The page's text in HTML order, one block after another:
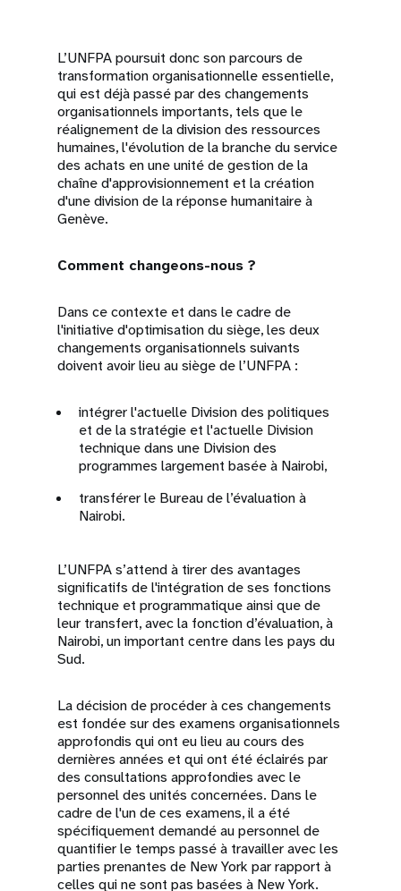
L’UNFPA poursuit donc son parcours de
transformation organisationnelle essentielle,
qui est déjà passé par des changements
organisationnels importants, tels que le
réalignement de la division des ressources
humaines, l'évolution de la branche du service
des achats en une unité de gestion de la
chaîne d'approvisionnement et la création
d'une division de la réponse humanitaire à
Genève.
Comment changeons-nous ?
Dans ce contexte et dans le cadre de
l'initiative d'optimisation du siège, les deux
changements organisationnels suivants
doivent avoir lieu au siège de l’UNFPA :
intégrer l'actuelle Division des politiques
et de la stratégie et l'actuelle Division
technique dans une Division des
programmes largement basée à Nairobi,
transférer le Bureau de l’évaluation à
Nairobi.
L’UNFPA s’attend à tirer des avantages
significatifs de l'intégration de ses fonctions
technique et programmatique ainsi que de
leur transfert, avec la fonction d’évaluation, à
Nairobi, un important centre dans les pays du
Sud.
La décision de procéder à ces changements
est fondée sur des examens organisationnels
approfondis qui ont eu lieu au cours des
dernières années et qui ont été éclairés par
des consultations approfondies avec le
personnel des unités concernées. Dans le
cadre de l'un de ces examens, il a été
spécifiquement demandé au personnel de
quantifier le temps passé à travailler avec les
parties prenantes de New York par rapport à
celles qui ne sont pas basées à New York.